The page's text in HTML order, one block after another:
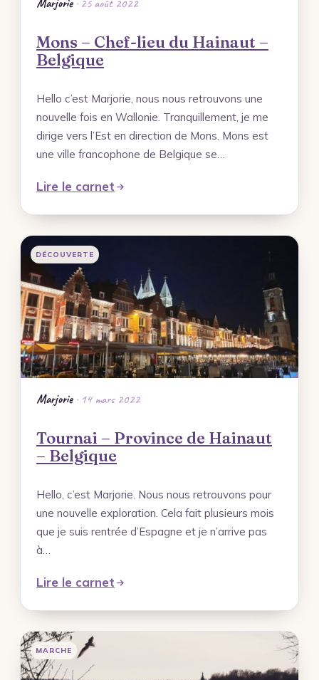
Marjorie· 25 août 2022
Mons – Chef-lieu du Hainaut –
Belgique
Hello c’est Marjorie, nous nous retrouvons une
nouvelle fois en Wallonie. Tranquillement, je me
dirige vers l’Est en direction de Mons. Mons est
une ville francophone de Belgique se…
Lire le carnet
DÉCOUVERTE
Marjorie· 14 mars 2022
Tournai – Province de Hainaut
– Belgique
Hello, c’est Marjorie. Nous nous retrouvons pour
une nouvelle exploration. Cela fait plusieurs mois
que je suis rentrée d’Espagne et je n’arrive pas
à…
Lire le carnet
MARCHE